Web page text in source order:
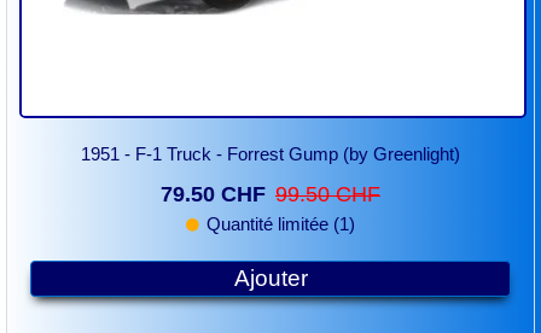
1951 - F-1 Truck - Forrest Gump (by Greenlight)
79.50 CHF 99.50 CHF
Quantité limitée (1)
Ajouter